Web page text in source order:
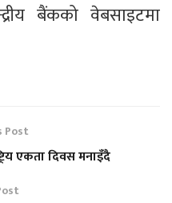
बैंकको वेबसाइटमा
Post
एकता दिवस मनाइँदै